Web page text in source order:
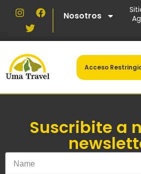
Nosotros
Acceso
Suscribite a